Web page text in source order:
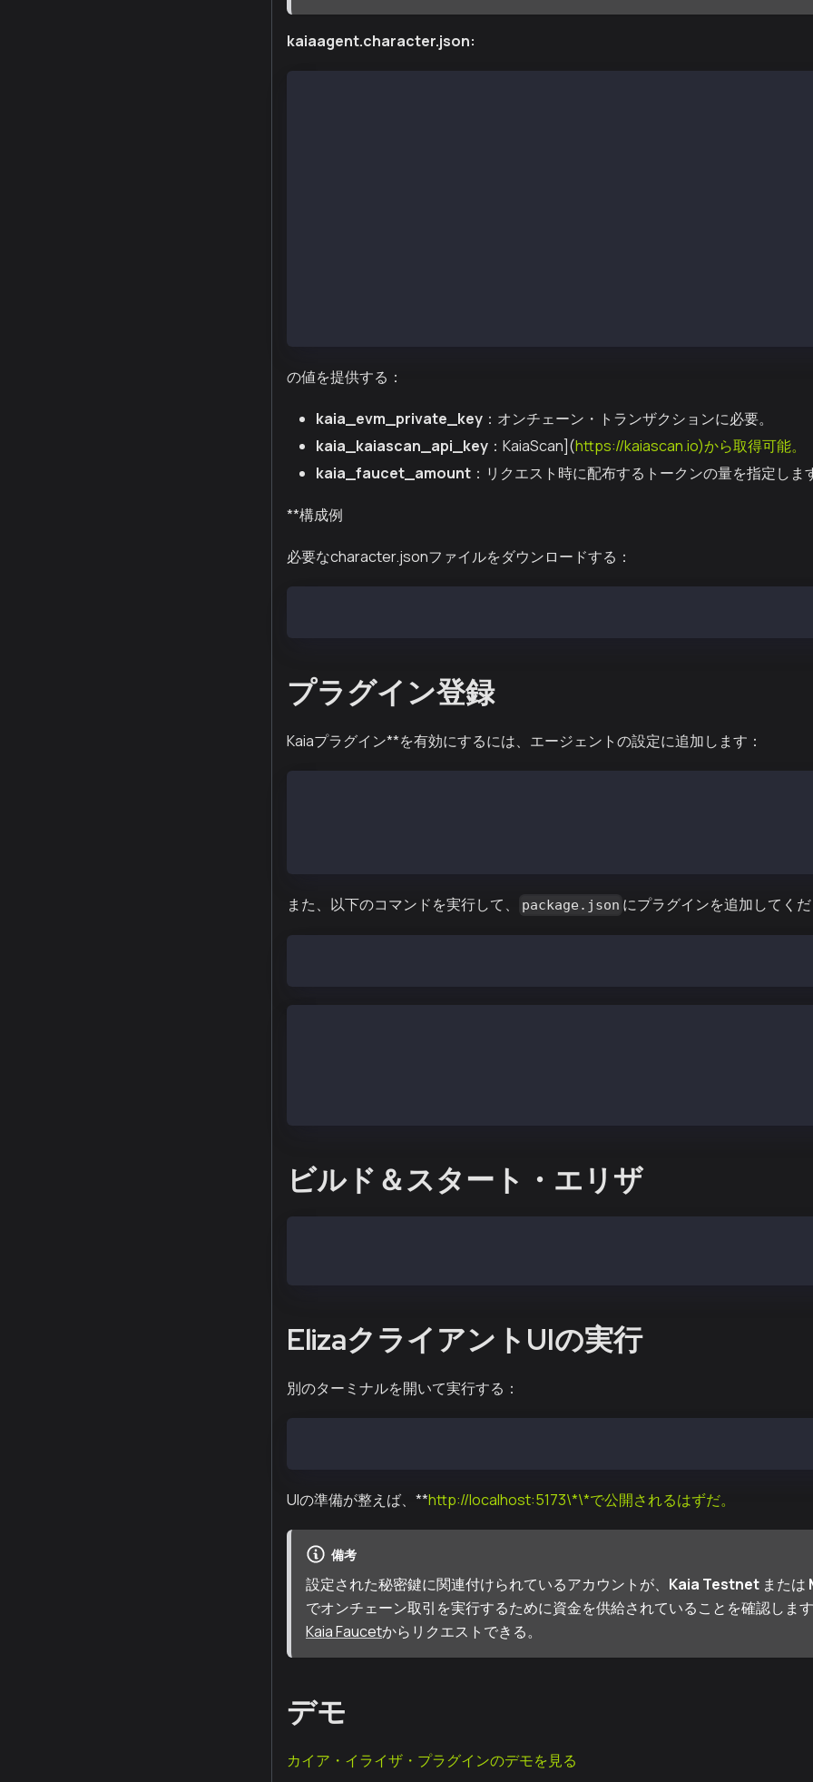
kaiaagent.character.json:
の値を提供する：
kaia_evm_private_key ：オンチェーン・トランザクションに必要。
kaia_kaiascan_api_key ：KaiaScan](https://kaiascan.io)から取得可能。
kaia_faucet_amount ：リクエスト時に配布するトークンの量を指定しま
**構成例
必要なcharacter.jsonファイルをダウンロードする：
プラグイン登録
Kaiaプラグイン**を有効にするには、エージェントの設定に追加します：
また、以下のコマンドを実行して、 package.json にプラグインを追加してく
ビルド＆スタート・エリザ
ElizaクライアントUIの実行
別のターミナルを開いて実行する：
UIの準備が整えば、**http://localhost:5173\*\*で公開されるはずだ。
備考
設定された秘密鍵に関連付けられているアカウントが、 Kaia Testnet または
でオンチェーン取引を実行するために資金を供給されていることを確認しま
Kaia Faucetからリクエストできる。
デモ
カイア・イライザ・プラグインのデモを見る